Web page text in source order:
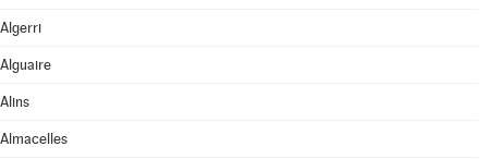
Algerri
Alguaire
Alins
Almacelles